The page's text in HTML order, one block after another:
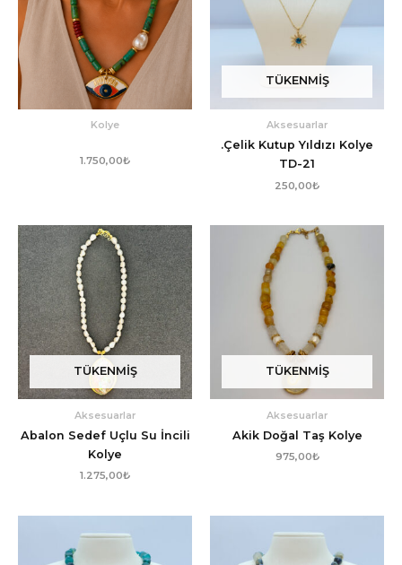
Kolye
1.750,00₺
TÜKENMIŞ
Aksesuarlar
.Çelik Kutup Yıldızı Kolye
TD-21
250,00₺
TÜKENMIŞ
Aksesuarlar
Abalon Sedef Uçlu Su İncili
Kolye
1.275,00₺
TÜKENMIŞ
Aksesuarlar
Akik Doğal Taş Kolye
975,00₺